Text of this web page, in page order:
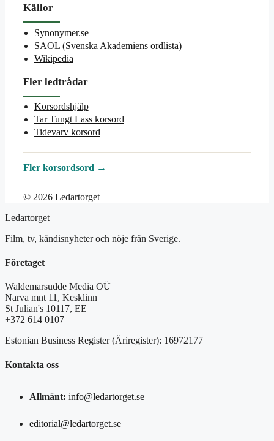
Källor
Synonymer.se
SAOL (Svenska Akademiens ordlista)
Wikipedia
Fler ledtrådar
Korsordshjälp
Tar Tungt Lass korsord
Tidevarv korsord
Fler korsordsord →
© 2026 Ledartorget
Ledartorget
Film, tv, kändisnyheter och nöje från Sverige.
Företaget
Waldemarsudde Media OÜ
Narva mnt 11, Kesklinn
St Julian's 10117, EE
+372 614 0107
Estonian Business Register (Äriregister): 16972177
Kontakta oss
Allmänt: info@ledartorget.se
editorial@ledartorget.se